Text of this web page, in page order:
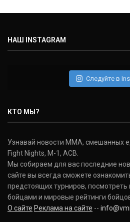
НАШ INSTAGRAM
Следуйте в
КТО МЫ?
Узнавай новости ММА, смешанных
Fight Nights, M-1, ACB.
Мы собираем для вас последние
сайте вы всегда сможете
предстоящих турниров,
бойцами и мировые рейтинги
О сайте Реклама на сайте --